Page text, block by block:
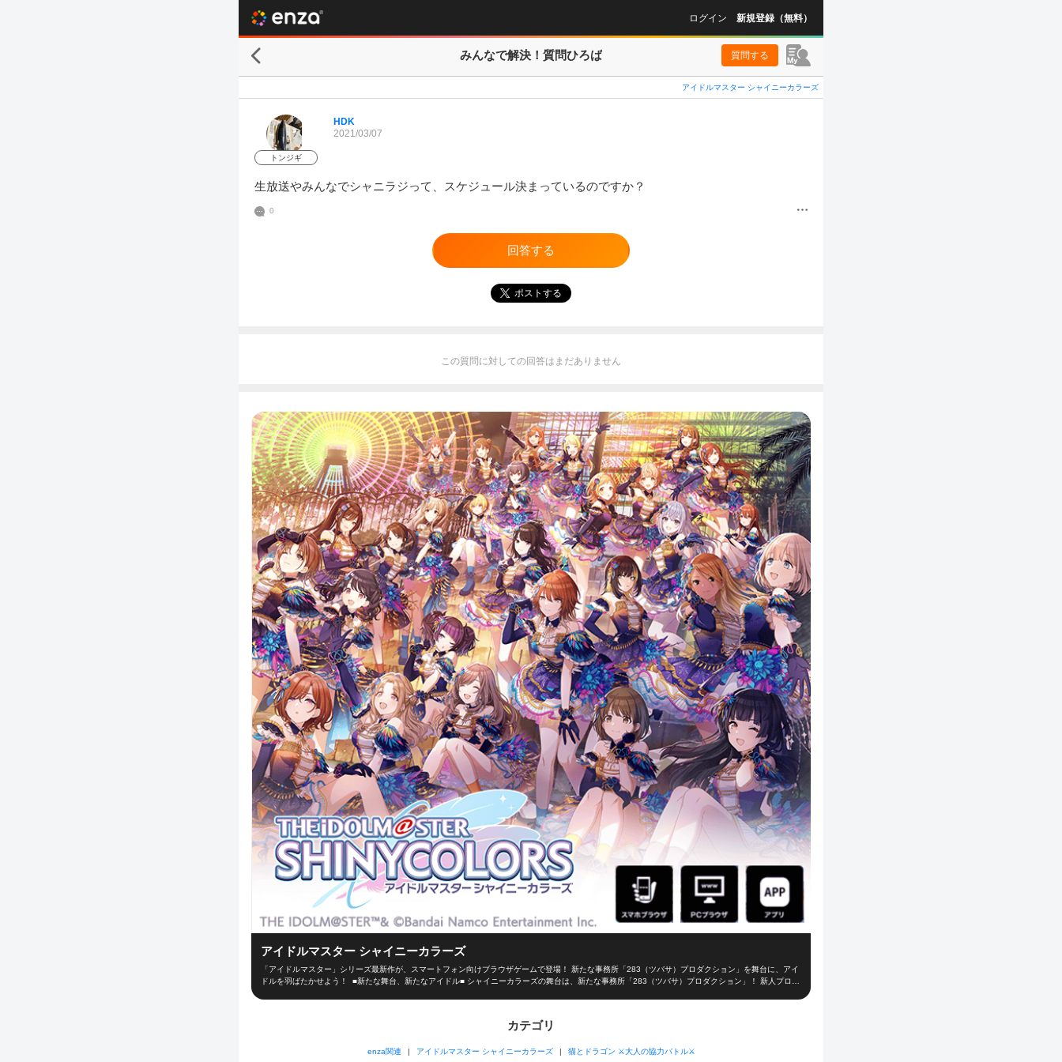
ログイン 新規登録（無料）
みんなで解決！ 質問ひろば 質問する
アイドルマスター シャイニーカラーズ
トンジギ
HDK
2021/03/07
生放送やみんなでシャニラジって、スケジュール決まっているのですか？
0
回答する
ポストする
この質問に対しての回答はまだありません
アイドルマスター シャイニーカラーズ
「アイドルマスター」シリーズ最新作が、スマートフォン向けブラウザゲームで登場！ 新たな事務所「283（ツバサ）プロダクション」を舞台に、アイ
ドルを羽ばたかせよう！ ■新たな舞台、新たなアイドル■ シャイニーカラーズの舞台は、新たな事務所「283（ツバサ）プロダクション」！ 新人プロデ
からライブ直前まで、コミュを通じてアイドルを支えよう！ 見事コミュニケーションに成功するとアイドルのテンションが上がり、プロデューサーとの
デューサーとライブ対戦！プロデュースの手腕を競い合い、目指せ、アイドルマスター！ ■enzaだから、手軽に遊べる■ 長時間のインストール不要で、
カテゴリ
enza関連 アイドルマスター シャイニーカラーズ 猫とドラゴン ⚔大人の協力バトル⚔